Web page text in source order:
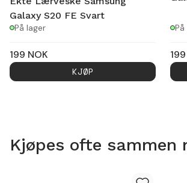
Galaxy S20 FE Svart
På lager
199 NOK
KJØP
199
Kjøpes ofte sammen